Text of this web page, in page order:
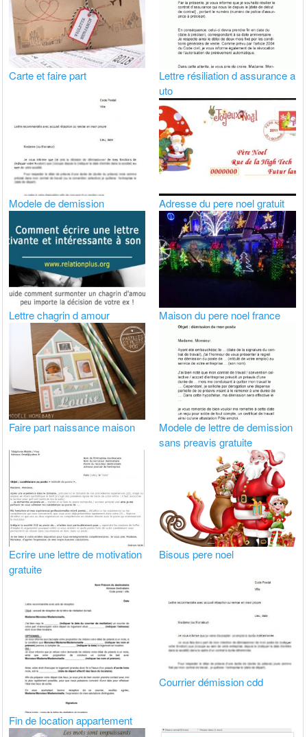
Carte et faire part
Lettre résiliation d assurance a
uto
Modele de demission Adresse du pere noel gratuit
Lettre chagrin d amour Maison du pere noel france
Faire part naissance maison
Modele de lettre de demission
sans preavis gratuite
Ecrire une lettre de motivation
gratuite
Bisous pere noel
Fin de location appartement
Courrier démission cdd